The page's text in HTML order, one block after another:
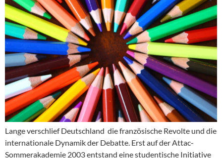
Lange verschlief Deutschland die französische Revolte und die
internationale Dynamik der Debatte. Erst auf der Attac-
Sommerakademie 2003 entstand eine studentische Initiative